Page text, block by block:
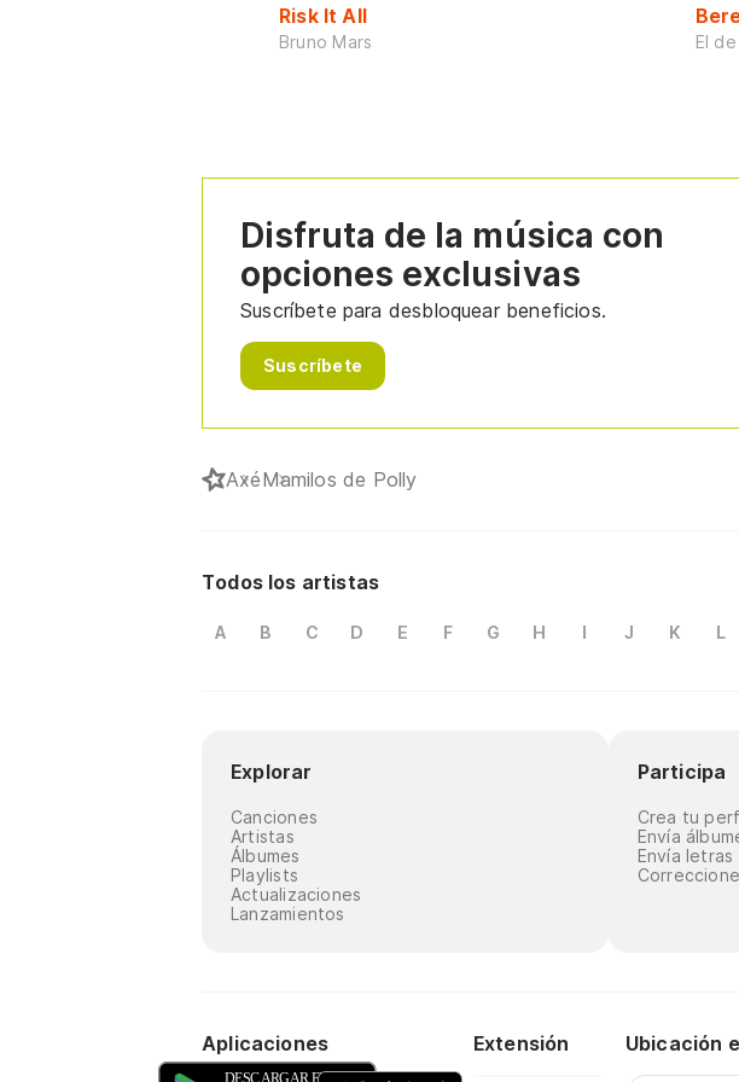
Risk It All
Bruno Mars El
Disfruta de la música con
opciones exclusivas
Suscríbete para desbloquear beneficios.
Suscríbete
AxéMamilos de Polly
Todos los artistas
A B C D E F G H I J K L
Explorar
Canciones
Artistas
Álbumes
Playlists
Actualizaciones
Lanzamientos
Participa
Crea tu
Envía
Envía letras
Aplicaciones Extensión Ubicación